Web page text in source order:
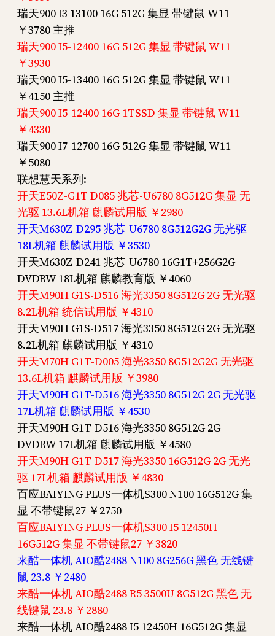
瑞天900 I3 13100 16G 512G 集显 带键鼠 W11
￥3780 主推
瑞天900 I5-12400 16G 512G 集显 带键鼠 W11
￥3930
瑞天900 I5-13400 16G 512G 集显 带键鼠 W11
￥4150 主推
瑞天900 I5-12400 16G 1TSSD 集显 带键鼠 W11
￥4330
瑞天900 I7-12700 16G 512G 集显 带键鼠 W11
￥5080
联想慧天系列:
开天E50Z-G1T D085 兆芯-U6780 8G512G 集显 无
光驱 13.6L机箱 麒麟试用版 ￥2980
开天M630Z-D295 兆芯-U6780 8G512G2G 无光驱
18L机箱 麒麟试用版 ￥3530
开天M630Z-D241 兆芯-U6780 16G1T+256G2G
DVDRW 18L机箱 麒麟教育版 ￥4060
开天M90H G1S-D516 海光3350 8G512G 2G 无光驱
8.2L机箱 统信试用版 ￥4310
开天M90H G1S-D517 海光3350 8G512G 2G 无光驱
8.2L机箱 麒麟试用版 ￥4310
开天M70H G1T-D005 海光3350 8G512G2G 无光驱
13.6L机箱 麒麟试用版 ￥3980
开天M90H G1T-D516 海光3350 8G512G 2G 无光驱
17L机箱 麒麟试用版 ￥4530
开天M90H G1T-D516 海光3350 8G512G 2G
DVDRW 17L机箱 麒麟试用版 ￥4580
开天M90H G1T-D517 海光3350 16G512G 2G 无光
驱 17L机箱 麒麟试用版 ￥4830
百应BAIYING PLUS一体机S300 N100 16G512G 集
显 不带键鼠27 ￥2750
百应BAIYING PLUS一体机S300 I5 12450H
16G512G 集显 不带键鼠27 ￥3820
来酷一体机 AIO酷2488 N100 8G256G 黑色 无线键
鼠 23.8 ￥2480
来酷一体机 AIO酷2488 R5 3500U 8G512G 黑色 无
线键鼠 23.8 ￥2880
来酷一体机 AIO酷2488 I5 12450H 16G512G 集显